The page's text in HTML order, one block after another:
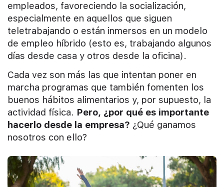
empleados, favoreciendo la socialización,
especialmente en aquellos que siguen
teletrabajando o están inmersos en un modelo
de empleo híbrido (esto es, trabajando algunos
días desde casa y otros desde la oficina).
Cada vez son más las que intentan poner en
marcha programas que también fomenten los
buenos hábitos alimentarios y, por supuesto, la
actividad física. Pero, ¿por qué es importante
hacerlo desde la empresa? ¿Qué ganamos
nosotros con ello?